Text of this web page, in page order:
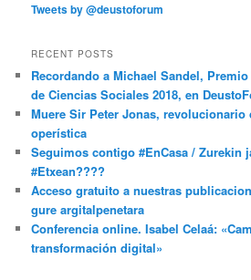
Tweets by @deustoforum
RECENT POSTS
Recordando a Michael Sandel,
de Ciencias Sociales 2018, en
Muere Sir Peter Jonas, revolucionario
operística
Seguimos contigo #EnCasa / Zurekin
#Etxean????
Acceso gratuito a nuestras
gure argitalpenetara
Conferencia online. Isabel Celaá:
transformación digital»